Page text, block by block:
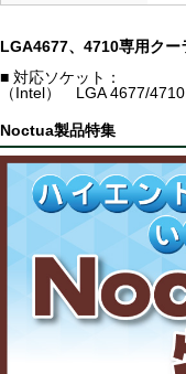
LGA4677、4710専用ク
■ 対応ソケット：
（Intel） LGA 4677/4710
Noctua製品特集